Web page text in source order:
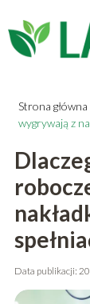
Strona główna
wygrywają z
Data publikacji: